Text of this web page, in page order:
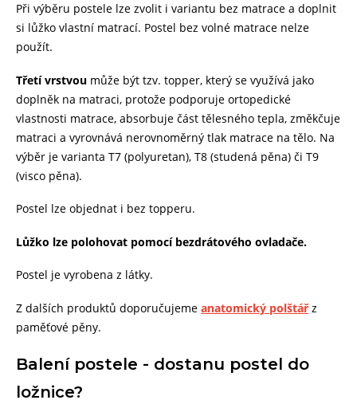
Při výběru postele lze zvolit i variantu bez matrace a doplnit
si lůžko vlastní matrací. Postel bez volné matrace nelze
použít.
Třetí vrstvou může být tzv. topper, který se využívá jako
doplněk na matraci, protože podporuje ortopedické
vlastnosti matrace, absorbuje část tělesného tepla, změkčuje
matraci a vyrovnává nerovnoměrný tlak matrace na tělo. Na
výběr je varianta T7 (polyuretan), T8 (studená pěna) či T9
(visco pěna).
Postel lze objednat i bez topperu.
Lůžko lze polohovat pomocí bezdrátového ovladače.
Postel je vyrobena z látky.
Z dalších produktů doporučujeme anatomický polštářz
paměťové pěny.
Balení postele - dostanu postel do
ložnice?